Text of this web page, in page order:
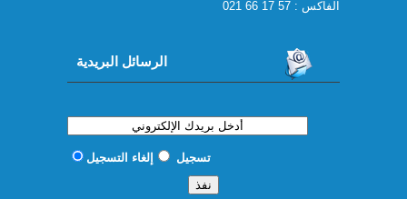
الفاكس : 57 17 66 021
الرسائل البريدية
تسجيل إلغاء التسجيل